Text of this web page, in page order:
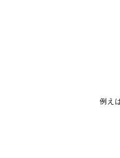
例え